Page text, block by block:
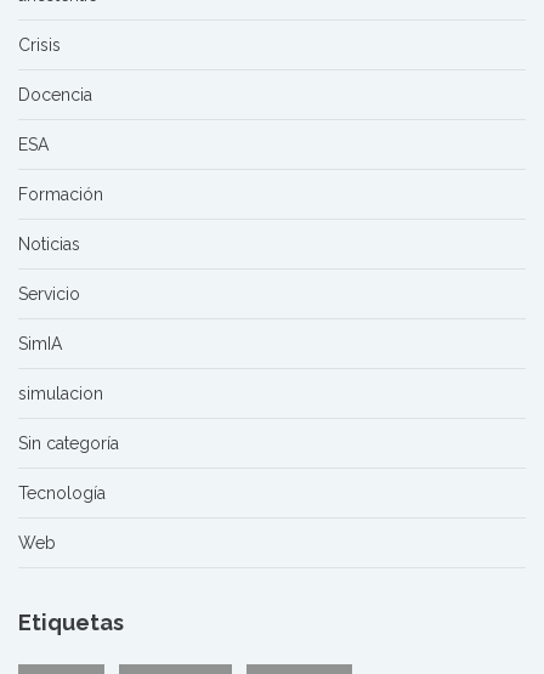
Crisis
Docencia
ESA
Formación
Noticias
Servicio
SimIA
simulacion
Sin categoría
Tecnología
Web
Etiquetas